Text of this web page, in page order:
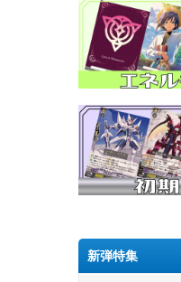
新弾特集